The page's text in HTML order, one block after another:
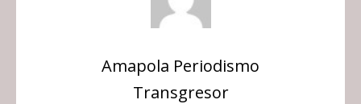
Amapola Periodismo
Transgresor